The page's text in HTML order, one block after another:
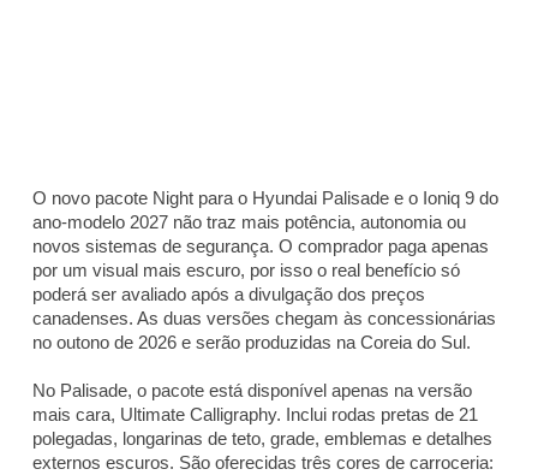
O novo pacote Night para o Hyundai Palisade e o Ioniq 9 do
ano-modelo 2027 não traz mais potência, autonomia ou
novos sistemas de segurança. O comprador paga apenas
por um visual mais escuro, por isso o real benefício só
poderá ser avaliado após a divulgação dos preços
canadenses. As duas versões chegam às concessionárias
no outono de 2026 e serão produzidas na Coreia do Sul.
No Palisade, o pacote está disponível apenas na versão
mais cara, Ultimate Calligraphy. Inclui rodas pretas de 21
polegadas, longarinas de teto, grade, emblemas e detalhes
externos escuros. São oferecidas três cores de carroceria: